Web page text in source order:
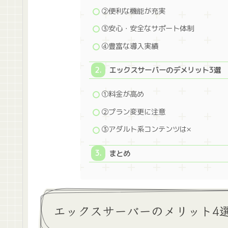
②便利な機能が充実
③安心・安全なサポート体制
④豊富な導入実績
エックスサーバーのデメリット3選
①料金が高め
②プラン変更に注意
③アダルト系コンテンツは×
まとめ
エックスサーバーのメリット4